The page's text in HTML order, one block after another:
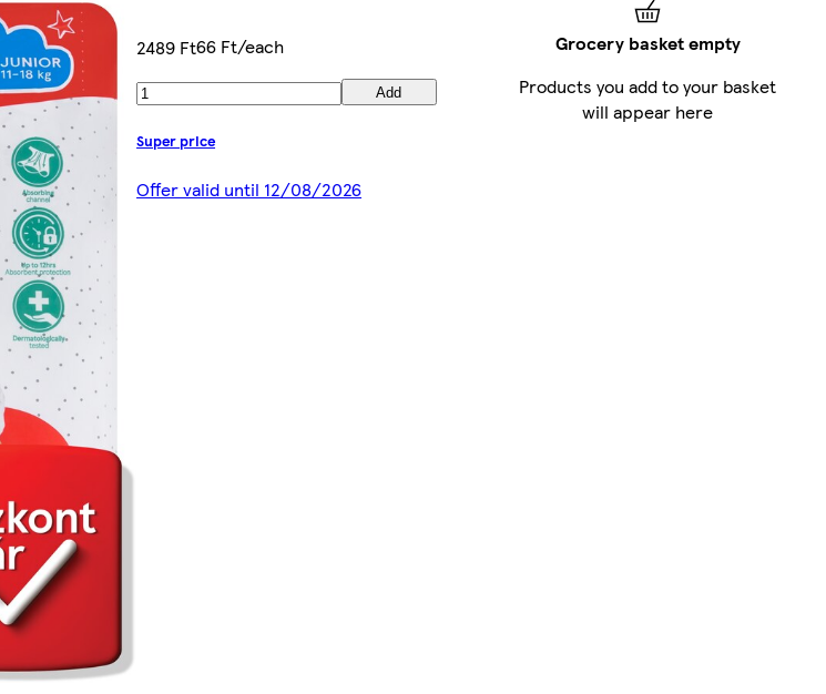
2489 Ft66 Ft/each
Add
Super price
Offer valid until 12/08/2026
Grocery basket empty
Products you add to your basket
will appear here